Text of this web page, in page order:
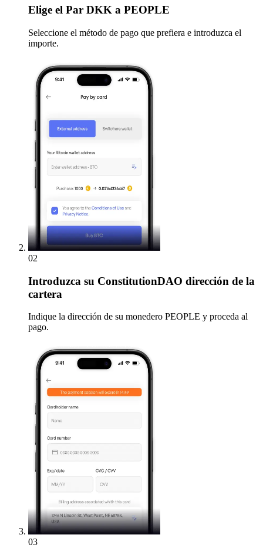
Elige el Par DKK a PEOPLE
Seleccione el método de pago que prefiera e introduzca el
importe.
02
Introduzca su ConstitutionDAO dirección de la
cartera
Indique la dirección de su monedero PEOPLE y proceda al
pago.
03